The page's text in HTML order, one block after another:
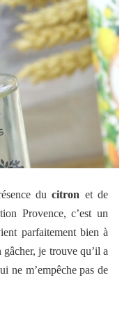
ducitron et de
Provence, c’est un
parfaitement bien à
je trouve qu’il a
ne m’empêche pas de